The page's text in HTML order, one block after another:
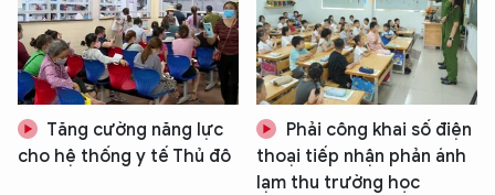
Tăng cường năng lực
cho hệ thống y tế Thủ đô
Phải công khai số điện
thoại tiếp nhận phản ánh
lạm thu trường học